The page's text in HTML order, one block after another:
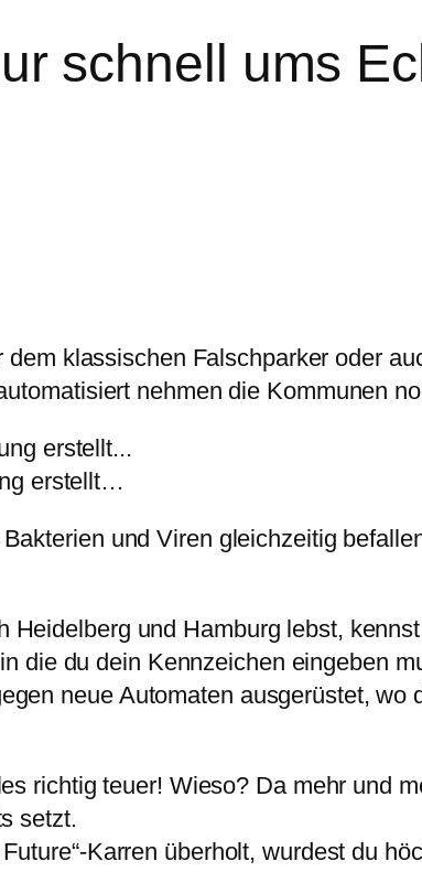
schnell ums
klassischen Falschparker oder
nehmen die Kommunen
erstellt…
und Viren gleichzeitig
und Hamburg lebst,
die du dein Kennzeichen eingeben
neue Automaten ausgerüstet, wo
richtig teuer! Wieso? Da mehr und
setzt.
Karren überholt, wurdest du